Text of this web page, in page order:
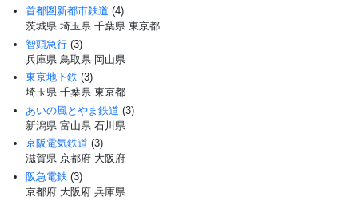
首都圏新都市鉄道 (4)
茨城県 埼玉県 千葉県 東京都
智頭急行 (3)
兵庫県 鳥取県 岡山県
東京地下鉄 (3)
埼玉県 千葉県 東京都
あいの風とやま鉄道 (3)
新潟県 富山県 石川県
京阪電気鉄道 (3)
滋賀県 京都府 大阪府
阪急電鉄 (3)
京都府 大阪府 兵庫県